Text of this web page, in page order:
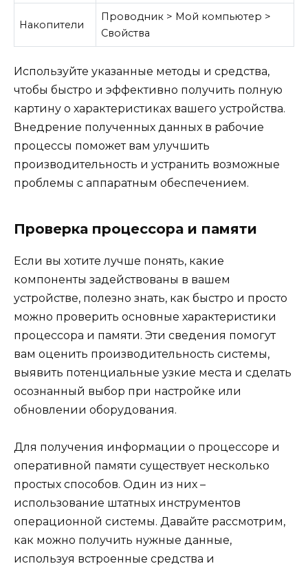
Накопители
Проводник > Мой компьютер >
Свойства
Используйте указанные методы и средства,
чтобы быстро и эффективно получить полную
картину о характеристиках вашего устройства.
Внедрение полученных данных в рабочие
процессы поможет вам улучшить
производительность и устранить возможные
проблемы с аппаратным обеспечением.
Проверка процессора и памяти
Если вы хотите лучше понять, какие
компоненты задействованы в вашем
устройстве, полезно знать, как быстро и просто
можно проверить основные характеристики
процессора и памяти. Эти сведения помогут
вам оценить производительность системы,
выявить потенциальные узкие места и сделать
осознанный выбор при настройке или
обновлении оборудования.
Для получения информации о процессоре и
оперативной памяти существует несколько
простых способов. Один из них –
использование штатных инструментов
операционной системы. Давайте рассмотрим,
как можно получить нужные данные,
используя встроенные средства и